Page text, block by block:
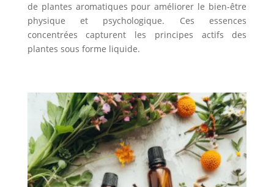
de plantes aromatiques pour améliorer le bien-être
physique et psychologique. Ces essences
concentrées capturent les principes actifs des
plantes sous forme liquide.